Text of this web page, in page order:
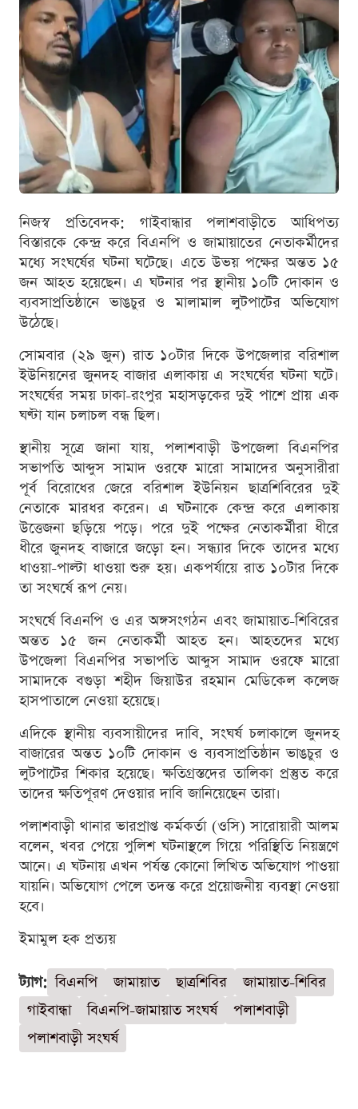
নিজস্ব প্রতিবেদক: গাইবান্ধার পলাশবাড়ীতে আধিপত্য
বিস্তারকে কেন্দ্র করে বিএনপি ও জামায়াতের নেতাকর্মীদের
মধ্যে সংঘর্ষের ঘটনা ঘটেছে। এতে উভয় পক্ষের অন্তত ১৫
জন আহত হয়েছেন। এ ঘটনার পর স্থানীয় ১০টি দোকান ও
ব্যবসাপ্রতিষ্ঠানে ভাঙচুর ও মালামাল লুটপাটের অভিযোগ
উঠেছে।
সোমবার (২৯ জুন) রাত ১০টার দিকে উপজেলার বরিশাল
ইউনিয়নের জুনদহ বাজার এলাকায় এ সংঘর্ষের ঘটনা ঘটে।
সংঘর্ষের সময় ঢাকা-রংপুর মহাসড়কের দুই পাশে প্রায় এক
ঘণ্টা যান চলাচল বন্ধ ছিল।
স্থানীয় সূত্রে জানা যায়, পলাশবাড়ী উপজেলা বিএনপির
সভাপতি আব্দুস সামাদ ওরফে মারো সামাদের অনুসারীরা
পূর্ব বিরোধের জেরে বরিশাল ইউনিয়ন ছাত্রশিবিরের দুই
নেতাকে মারধর করেন। এ ঘটনাকে কেন্দ্র করে এলাকায়
উত্তেজনা ছড়িয়ে পড়ে। পরে দুই পক্ষের নেতাকর্মীরা ধীরে
ধীরে জুনদহ বাজারে জড়ো হন। সন্ধ্যার দিকে তাদের মধ্যে
ধাওয়া-পাল্টা ধাওয়া শুরু হয়। একপর্যায়ে রাত ১০টার দিকে
তা সংঘর্ষে রূপ নেয়।
সংঘর্ষে বিএনপি ও এর অঙ্গসংগঠন এবং জামায়াত-শিবিরের
অন্তত ১৫ জন নেতাকর্মী আহত হন। আহতদের মধ্যে
উপজেলা বিএনপির সভাপতি আব্দুস সামাদ ওরফে মারো
সামাদকে বগুড়া শহীদ জিয়াউর রহমান মেডিকেল কলেজ
হাসপাতালে নেওয়া হয়েছে।
এদিকে স্থানীয় ব্যবসায়ীদের দাবি, সংঘর্ষ চলাকালে জুনদহ
বাজারের অন্তত ১০টি দোকান ও ব্যবসাপ্রতিষ্ঠান ভাঙচুর ও
লুটপাটের শিকার হয়েছে। ক্ষতিগ্রস্তদের তালিকা প্রস্তুত করে
তাদের ক্ষতিপূরণ দেওয়ার দাবি জানিয়েছেন তারা।
পলাশবাড়ী থানার ভারপ্রাপ্ত কর্মকর্তা (ওসি) সারোয়ারী আলম
বলেন, খবর পেয়ে পুলিশ ঘটনাস্থলে গিয়ে পরিস্থিতি নিয়ন্ত্রণে
আনে। এ ঘটনায় এখন পর্যন্ত কোনো লিখিত অভিযোগ পাওয়া
যায়নি। অভিযোগ পেলে তদন্ত করে প্রয়োজনীয় ব্যবস্থা নেওয়া
হবে।
ইমামুল হক প্রত্যয়
ট্যাগ: বিএনপি জামায়াত ছাত্রশিবির
জামায়াত-শিবির
গাইবান্ধা
বিএনপি-জামায়াত সংঘর্ষ
পলাশবাড়ী
পলাশবাড়ী সংঘর্ষ